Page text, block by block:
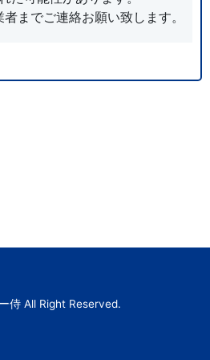
までご連絡お願い致します。
侍 All Right Reserved.